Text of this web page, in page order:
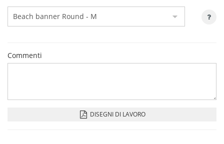
Commenti
DISEGNI DI LAVORO